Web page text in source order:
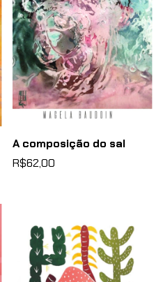
A composição do sal
R$62,00